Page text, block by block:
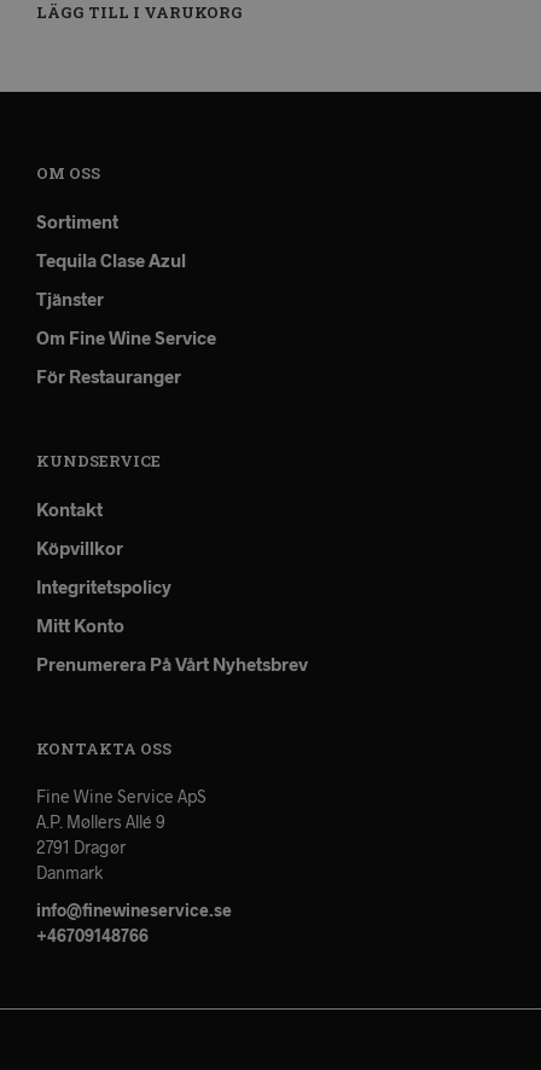
LÄGG TILL I VARUKORG
OM OSS
Sortiment
Tequila Clase Azul
Tjänster
Om Fine Wine Service
För Restauranger
KUNDSERVICE
Kontakt
Köpvillkor
Integritetspolicy
Mitt Konto
Prenumerera På Vårt Nyhetsbrev
KONTAKTA OSS
Fine Wine Service ApS
A.P. Møllers Allé 9
2791 Dragør
Danmark
info@finewineservice.se
+46709148766